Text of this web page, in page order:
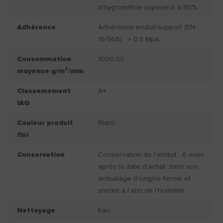
d’hygrométrie supérieur à 80%.
Adhérence
Adhérence enduit/support (EN
16-566) : > 0.8 Mpa.
Consommation
moyenne g/m²/mm
1000.00
Classemement
IAQ
A+
Couleur produit
fini
Blanc.
Conservation
Conservation de l’enduit : 6 mois,
après la date d'achat, dans son
emballage d'origine fermé et
stocké à l’abri de l’humidité.
Nettoyage Eau.